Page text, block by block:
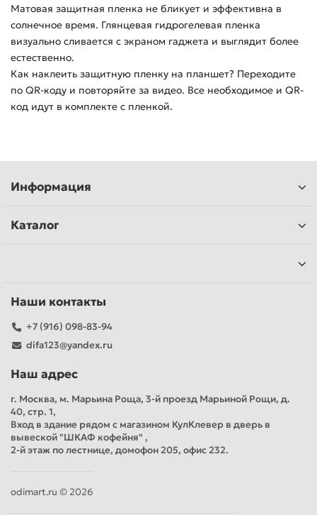
Матовая защитная пленка не бликует и эффективна в
солнечное время. Глянцевая гидрогелевая пленка
визуально сливается с экраном гаджета и выглядит более
естественно.
Как наклеить защитную пленку на планшет? Переходите
по QR-коду и повторяйте за видео. Все необходимое и QR-
код идут в комплекте с пленкой.
Информация
Каталог
Наши контакты
+7 (916) 098-83-94
difa123@yandex.ru
Наш адрес
г. Москва, м. Марьина Роща, 3-й проезд Марьиной Рощи, д.
40, стр. 1,
Вход в здание рядом с магазином КулКлевер в дверь в
вывеской "ШКАФ кофейня" ,
2-й этаж по лестнице, домофон 205, офис 232.
odimart.ru © 2026